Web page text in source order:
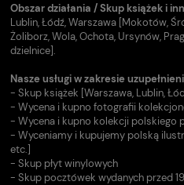
Obszar działania / Skup książek i
Lublin, Łódź, Warszawa [Mokotów,
Żoliborz, Wola, Ochota, Ursynów,
dzielnice].
Nasze usługi w zakresie
- Skup książek [Warszawa, Lublin,
- Wycena i kupno fotografii
- Wycena i kupno kolekcji polskiego
- Wyceniamy i kupujemy polską
etc.]
- Skup płyt winylowych
- Skup pocztówek wydanych przed